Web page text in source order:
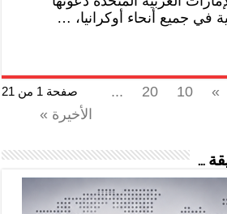
في جميع أنحاء أوكرانيا، …
صفحة 1 من 21 »
10
20
...
الأخيرة »